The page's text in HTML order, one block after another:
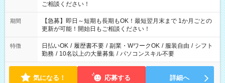
ご相談ください！
期間
【急募】即日～短期も長期もOK！最短翌月末まで 1か月ごとの
更新が可能！開始日もご相談ください！
特徴 日払いOK / 履歴書不要 / 副業・WワークOK / 服装自由 / シフト
勤務 / 10名以上の大量募集 / パソコンスキル不要
気になる！ 応募する 詳細へ